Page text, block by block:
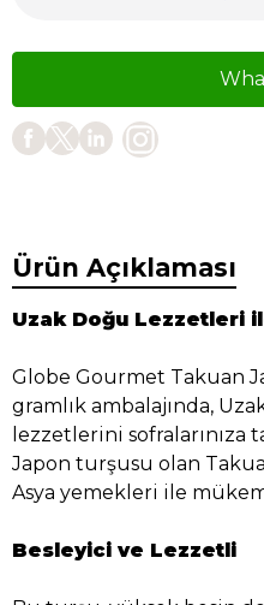
Ürün Açıklaması
Uzak Doğu Lezzetleri
Globe Gourmet Takuan
gramlık ambalajında,
lezzetlerini sofralarınıza
Japon turşusu olan
Asya yemekleri ile
Besleyici ve Lezzetli